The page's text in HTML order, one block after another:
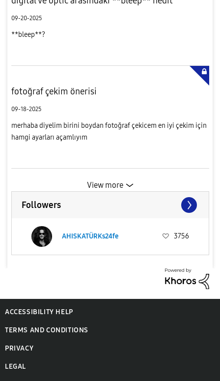
09-20-2025
**bleep**?
fotoğraf çekim önerisi
09-18-2025
merhaba diyelim birini boydan fotoğraf çekicem en iyi çekim için
hamgi ayarları açamlıyım
View more
Followers
AHISKATÜRKs24fe 3756
ACCESSIBILITY HELP
TERMS AND CONDITIONS
PRIVACY
LEGAL